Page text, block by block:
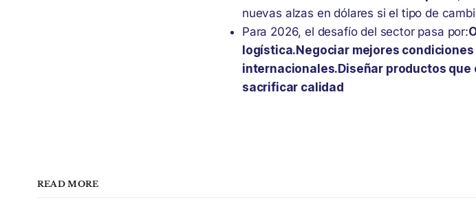
nuevas alzas en dólares si el tipo de
Para 2026, el desafío del sector pasa por:
logística.Negociar mejores
internacionales.Diseñar productos que
sacrificar calidad
READ MORE